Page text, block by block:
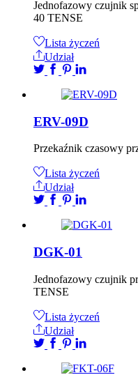
Jednofazowy czujnik
40 TENSE
Lista życzeń
Udział
ERV-09D
Przekaźnik czasowy
Lista życzeń
Udział
DGK-01
Jednofazowy czujnik
TENSE
Lista życzeń
Udział